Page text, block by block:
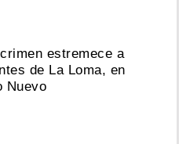
estremece a
de La Loma, en
Nuevo